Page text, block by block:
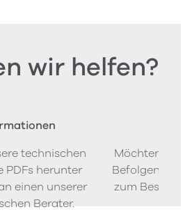
wir helfen?
technischen
PDFs herunter
einen unserer
Berater.
Möchten Sie
Befolgen Sie
zum